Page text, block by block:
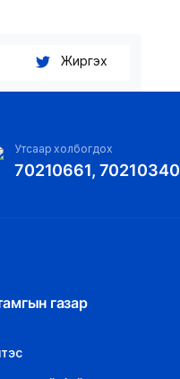
Жиргэх
Утсаар холбогдох
70210661, 70210340
газар